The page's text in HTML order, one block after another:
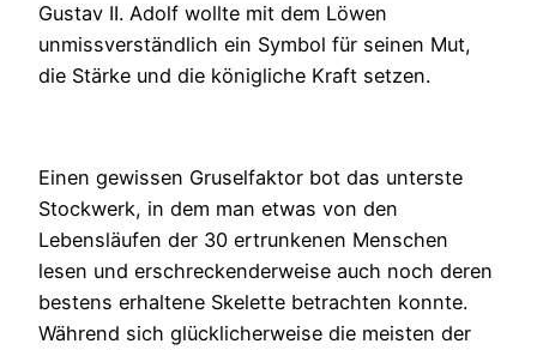
Gustav II. Adolf wollte mit dem Löwen
unmissverständlich ein Symbol für seinen Mut,
die Stärke und die königliche Kraft setzen.
Einen gewissen Gruselfaktor bot das unterste
Stockwerk, in dem man etwas von den
Lebensläufen der 30 ertrunkenen Menschen
lesen und erschreckenderweise auch noch deren
bestens erhaltene Skelette betrachten konnte.
Während sich glücklicherweise die meisten der